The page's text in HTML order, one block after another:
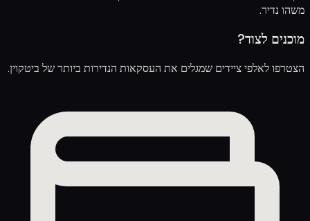
משהו נדיר.
מוכנים לצוד?
הצטרפו לאלפי ציידים שמגלים את העסקאות הנדירות ביותר של ביטקוין.